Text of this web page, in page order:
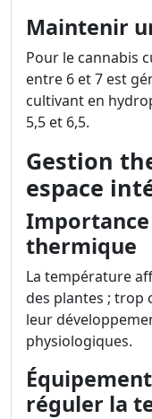
Maintenir
Pour le cannabis
entre 6 et 7 est
cultivant en
5,5 et 6,5.
Gestion
espace
thermique
La température
des plantes ;
leur
physiologiques.
réguler la